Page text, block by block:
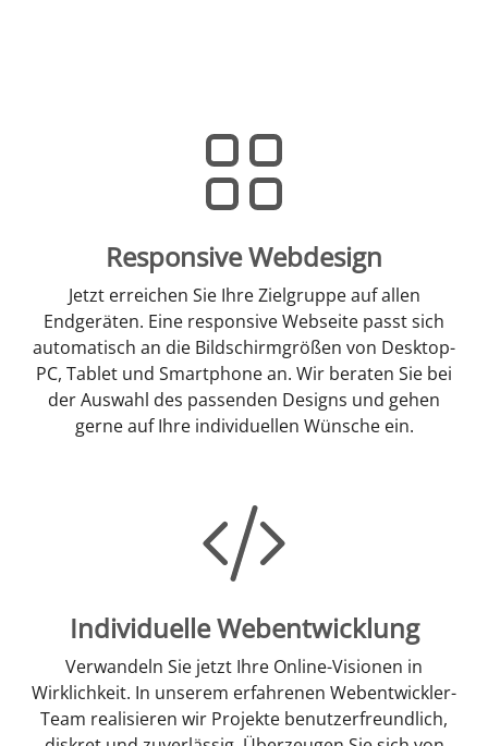
Responsive Webdesign
Jetzt erreichen Sie Ihre Zielgruppe auf allen
Endgeräten. Eine responsive Webseite passt sich
automatisch an die Bildschirmgrößen von Desktop-
PC, Tablet und Smartphone an. Wir beraten Sie bei
der Auswahl des passenden Designs und gehen
gerne auf Ihre individuellen Wünsche ein.
Individuelle Webentwicklung
Verwandeln Sie jetzt Ihre Online-Visionen in
Wirklichkeit. In unserem erfahrenen Webentwickler-
Team realisieren wir Projekte benutzerfreundlich,